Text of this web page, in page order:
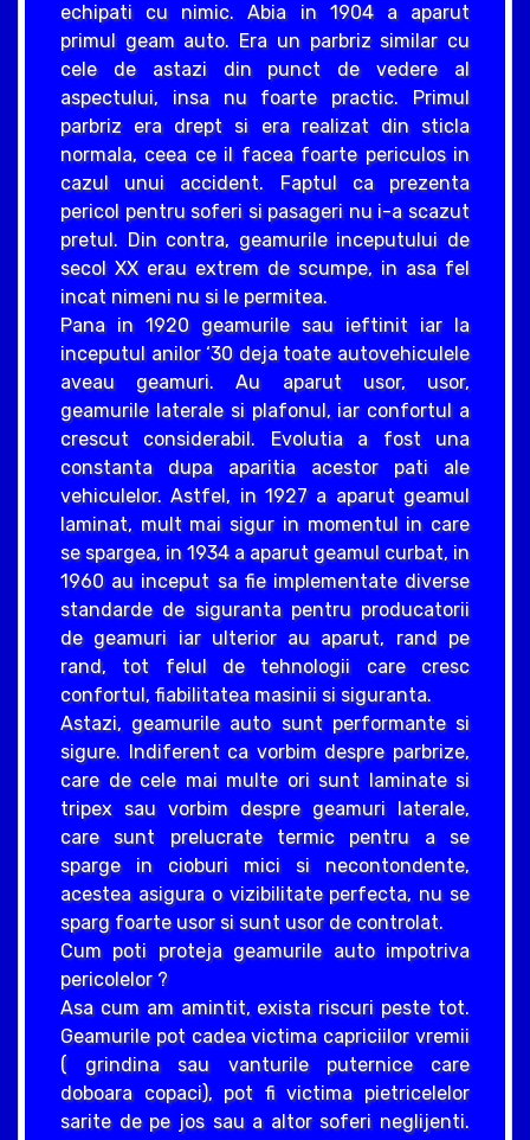
echipati cu nimic. Abia in 1904 a aparut
primul geam auto. Era un parbriz similar cu
cele de astazi din punct de vedere al
aspectului, insa nu foarte practic. Primul
parbriz era drept si era realizat din sticla
normala, ceea ce il facea foarte periculos in
cazul unui accident. Faptul ca prezenta
pericol pentru soferi si pasageri nu i-a scazut
pretul. Din contra, geamurile inceputului de
secol XX erau extrem de scumpe, in asa fel
incat nimeni nu si le permitea.
Pana in 1920 geamurile sau ieftinit iar la
inceputul anilor ‘30 deja toate autovehiculele
aveau geamuri. Au aparut usor, usor,
geamurile laterale si plafonul, iar confortul a
crescut considerabil. Evolutia a fost una
constanta dupa aparitia acestor pati ale
vehiculelor. Astfel, in 1927 a aparut geamul
laminat, mult mai sigur in momentul in care
se spargea, in 1934 a aparut geamul curbat, in
1960 au inceput sa fie implementate diverse
standarde de siguranta pentru producatorii
de geamuri iar ulterior au aparut, rand pe
rand, tot felul de tehnologii care cresc
confortul, fiabilitatea masinii si siguranta.
Astazi, geamurile auto sunt performante si
sigure. Indiferent ca vorbim despre parbrize,
care de cele mai multe ori sunt laminate si
tripex sau vorbim despre geamuri laterale,
care sunt prelucrate termic pentru a se
sparge in cioburi mici si necontondente,
acestea asigura o vizibilitate perfecta, nu se
sparg foarte usor si sunt usor de controlat.
Cum poti proteja geamurile auto impotriva
pericolelor ?
Asa cum am amintit, exista riscuri peste tot.
Geamurile pot cadea victima capriciilor vremii
( grindina sau vanturile puternice care
doboara copaci), pot fi victima pietricelelor
sarite de pe jos sau a altor soferi neglijenti.